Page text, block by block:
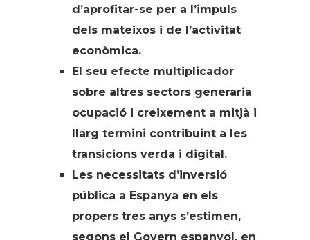
d’aprofitar-se per a l’impuls
dels mateixos i de l’activitat
econòmica.
El seu efecte multiplicador
sobre altres sectors generaria
ocupació i creixement a mitjà i
llarg termini contribuint a les
transicions verda i digital.
Les necessitats d’inversió
pública a Espanya en els
propers tres anys s’estimen,
segons el Govern espanyol, en